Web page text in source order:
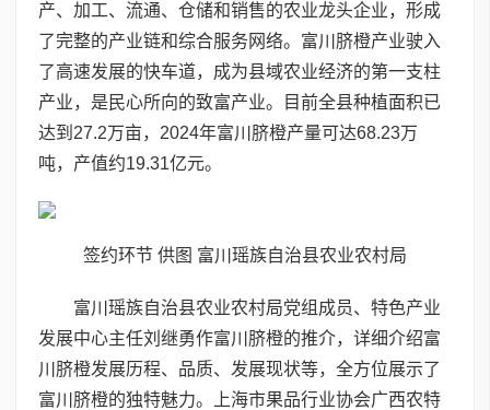
产、加工、流通、仓储和销售的农业龙头企业，形成
了完整的产业链和综合服务网络。富川脐橙产业驶入
了高速发展的快车道，成为县域农业经济的第一支柱
产业，是民心所向的致富产业。目前全县种植面积已
达到27.2万亩，2024年富川脐橙产量可达68.23万
吨，产值约19.31亿元。
签约环节 供图 富川瑶族自治县农业农村局
富川瑶族自治县农业农村局党组成员、特色产业
发展中心主任刘继勇作富川脐橙的推介，详细介绍富
川脐橙发展历程、品质、发展现状等，全方位展示了
富川脐橙的独特魅力。上海市果品行业协会广西农特